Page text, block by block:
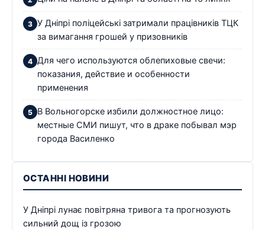
У Дніпрі поліцейські затримали працівників ТЦК
за вимагання грошей у призовників
Для чего используются облепиховые свечи:
показания, действие и особенности
применения
В Вольногорске избили должностное лицо:
местные СМИ пишут, что в драке побывал мэр
города Василенко
ОСТАННІ НОВИНИ
У Дніпрі лунає повітряна тривога та прогнозують
сильний дощ із грозою